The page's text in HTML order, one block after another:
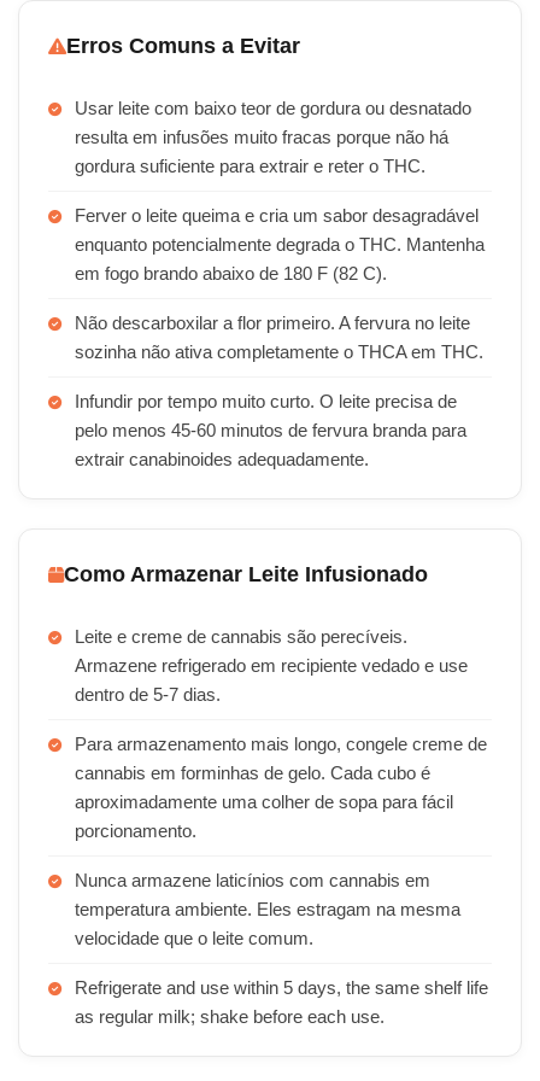
Erros Comuns a Evitar
Usar leite com baixo teor de gordura ou desnatado
resulta em infusões muito fracas porque não há
gordura suficiente para extrair e reter o THC.
Ferver o leite queima e cria um sabor desagradável
enquanto potencialmente degrada o THC. Mantenha
em fogo brando abaixo de 180 F (82 C).
Não descarboxilar a flor primeiro. A fervura no leite
sozinha não ativa completamente o THCA em THC.
Infundir por tempo muito curto. O leite precisa de
pelo menos 45-60 minutos de fervura branda para
extrair canabinoides adequadamente.
Como Armazenar Leite Infusionado
Leite e creme de cannabis são perecíveis.
Armazene refrigerado em recipiente vedado e use
dentro de 5-7 dias.
Para armazenamento mais longo, congele creme de
cannabis em forminhas de gelo. Cada cubo é
aproximadamente uma colher de sopa para fácil
porcionamento.
Nunca armazene laticínios com cannabis em
temperatura ambiente. Eles estragam na mesma
velocidade que o leite comum.
Refrigerate and use within 5 days, the same shelf life
as regular milk; shake before each use.